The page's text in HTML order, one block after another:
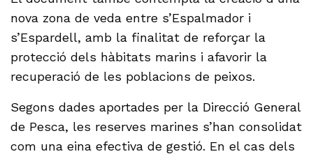
nova zona de veda entre s’Espalmador i
s’Espardell, amb la finalitat de reforçar la
protecció dels hàbitats marins i afavorir la
recuperació de les poblacions de peixos.
Segons dades aportades per la Direcció General
de Pesca, les reserves marines s’han consolidat
com una eina efectiva de gestió. En el cas dels